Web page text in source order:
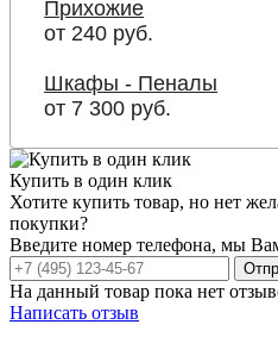
Прихожие
от 240 руб.
Шкафы - Пеналы
от 7 300 руб.
Купить в один клик
Хотите купить товар, но нет
покупки?
Введите номер телефона, мы
На данный товар пока нет
Написать отзыв